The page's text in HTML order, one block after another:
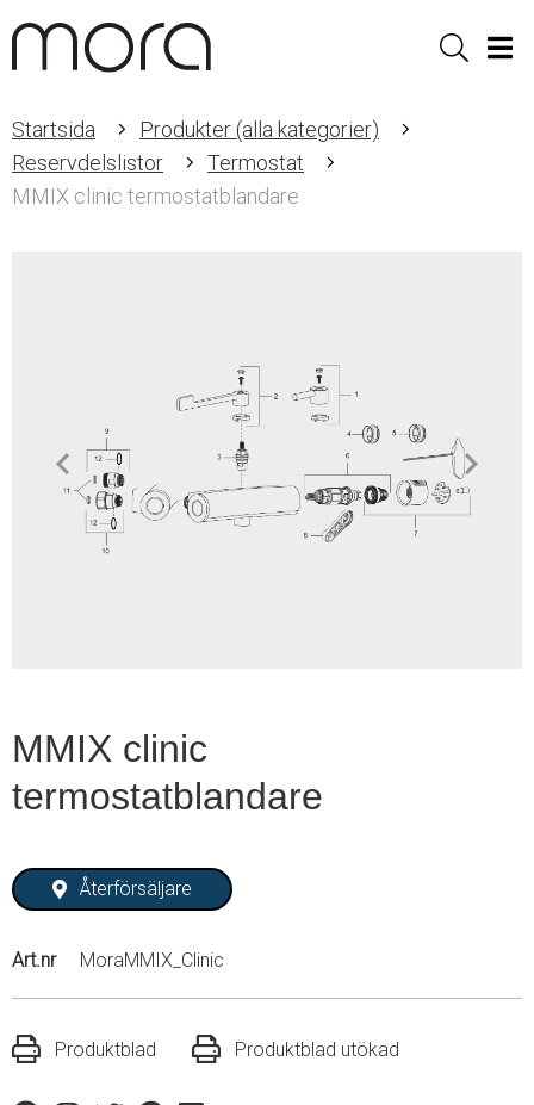
Sök
Startsida
Produkter (alla kategorier)
Reservdelslistor
Termostat
MMIX clinic termostatblandare
MMIX clinic
termostatblandare
Återförsäljare
Art.nr MoraMMIX_Clinic
Produktblad Produktblad utökad